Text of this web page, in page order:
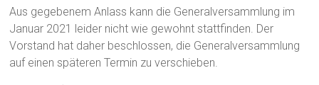
Aus gegebenem Anlass kann die Generalversammlung im
Januar 2021 leider nicht wie gewohnt stattfinden. Der
Vorstand hat daher beschlossen, die Generalversammlung
auf einen späteren Termin zu verschieben.